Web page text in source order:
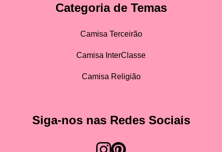
Categoria de Temas
Camisa Terceirão
Camisa InterClasse
Camisa Religião
Siga-nos nas Redes Sociais